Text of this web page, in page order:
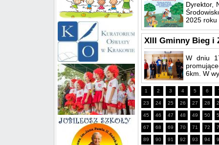
Dyrektor,
2025 roku
XIII Gminny Bieg i
W dniu
6km. W
1 2 3 4 5 6
23 24 25 26 27 28
45 46 47 48 49 50
67 68 69 70 71 72
89 90 91 92 93 94